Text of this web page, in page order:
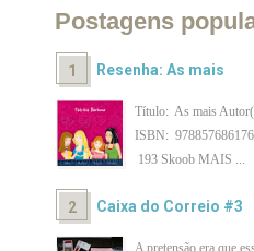
Postagens
Resenha: As mais
Título: As mais
ISBN:
193 Skoob MAIS ...
Caixa do Correio #3